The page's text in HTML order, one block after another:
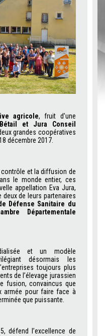
agricole, fruit d’une
et Jura Conseil
grandes coopératives
décembre 2017.
et la diffusion de
le monde entier, ces
appellation Eva Jura,
de leurs partenaires
Défense Sanitaire du
Départementale
et un modèle
désormais les
toujours plus
de l’élevage jurassien
fusion, convaincus que
armée pour faire face à
que puissante.
défend l’excellence de